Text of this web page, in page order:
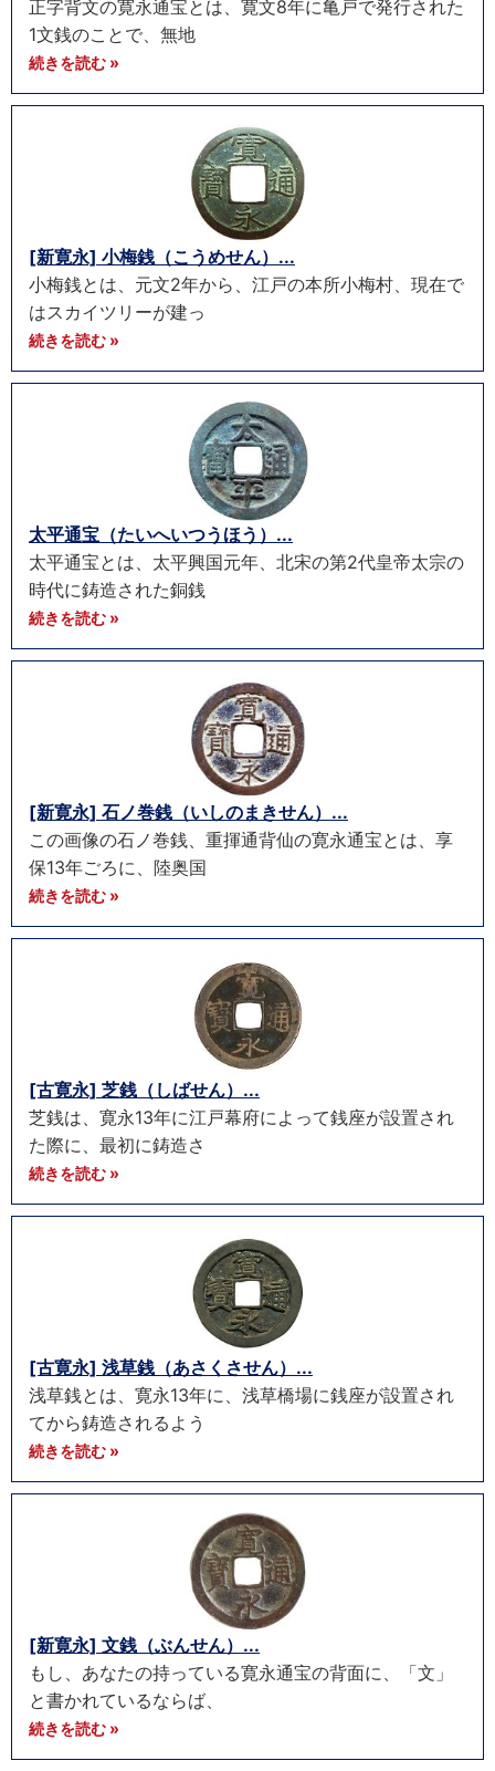
正字背文の寛永通宝とは、寛文8年に亀戸で発行された
1文銭のことで、無地
続きを読む »
[新寛永] 小梅銭（こうめせん）...
小梅銭とは、元文2年から、江戸の本所小梅村、現在で
はスカイツリーが建っ
続きを読む »
太平通宝（たいへいつうほう）...
太平通宝とは、太平興国元年、北宋の第2代皇帝太宗の
時代に鋳造された銅銭
続きを読む »
[新寛永] 石ノ巻銭（いしのまきせん）...
この画像の石ノ巻銭、重揮通背仙の寛永通宝とは、享
保13年ごろに、陸奥国
続きを読む »
[古寛永] 芝銭（しばせん）...
芝銭は、寛永13年に江戸幕府によって銭座が設置され
た際に、最初に鋳造さ
続きを読む »
[古寛永] 浅草銭（あさくさせん）...
浅草銭とは、寛永13年に、浅草橋場に銭座が設置され
てから鋳造されるよう
続きを読む »
[新寛永] 文銭（ぶんせん）...
もし、あなたの持っている寛永通宝の背面に、「文」
と書かれているならば、
続きを読む »